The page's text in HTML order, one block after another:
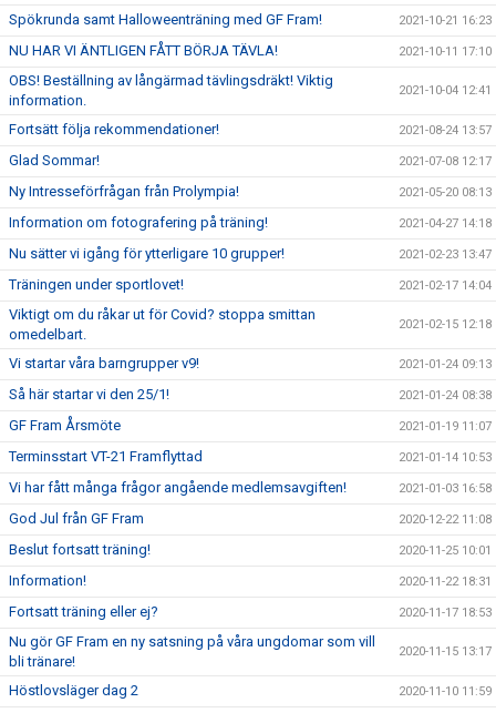
Spökrunda samt Halloweenträning med GF Fram! 2021-10-21 16:23
NU HAR VI ÄNTLIGEN FÅTT BÖRJA TÄVLA! 2021-10-11 17:10
OBS! Beställning av långärmad tävlingsdräkt! Viktig
information.
2021-10-04 12:41
Fortsätt följa rekommendationer! 2021-08-24 13:57
Glad Sommar! 2021-07-08 12:17
Ny Intresseförfrågan från Prolympia! 2021-05-20 08:13
Information om fotografering på träning! 2021-04-27 14:18
Nu sätter vi igång för ytterligare 10 grupper! 2021-02-23 13:47
Träningen under sportlovet! 2021-02-17 14:04
Viktigt om du råkar ut för Covid? stoppa smittan
omedelbart.
2021-02-15 12:18
Vi startar våra barngrupper v9! 2021-01-24 09:13
Så här startar vi den 25/1! 2021-01-24 08:38
GF Fram Årsmöte 2021-01-19 11:07
Terminsstart VT-21 Framflyttad 2021-01-14 10:53
Vi har fått många frågor angående medlemsavgiften! 2021-01-03 16:58
God Jul från GF Fram 2020-12-22 11:08
Beslut fortsatt träning! 2020-11-25 10:01
Information! 2020-11-22 18:31
Fortsatt träning eller ej? 2020-11-17 18:53
Nu gör GF Fram en ny satsning på våra ungdomar som vill
bli tränare!
2020-11-15 13:17
Höstlovsläger dag 2 2020-11-10 11:59